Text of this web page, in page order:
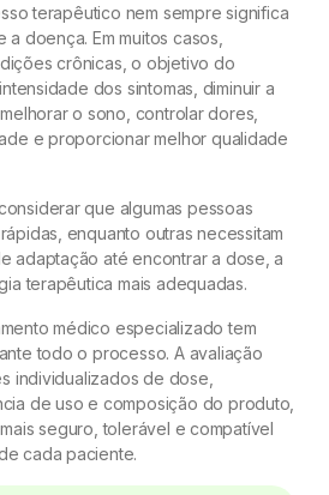
terapêutico nem sempre significa
doença. Em muitos casos,
crônicas, o objetivo do
dos sintomas, diminuir a
o sono, controlar dores,
e proporcionar melhor qualidade
que algumas pessoas
enquanto outras necessitam
adaptação até encontrar a dose, a
terapêutica mais adequadas.
médico especializado tem
todo o processo. A avaliação
individualizados de dose,
de uso e composição do produto,
seguro, tolerável e compatível
cada paciente.